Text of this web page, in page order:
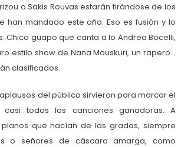
o Sakis Rouvas estarán tirándose de los
han mandado este año. Eso es fusión y lo
Chico guapo que canta a lo Andrea Bocelli,
estilo show de Nana Mouskuri, un rapero…
clasificados.
del público sirvieron para marcar el
todas las canciones ganadoras. A
que hacían de las gradas, siempre
o señores de cáscara amarga, como